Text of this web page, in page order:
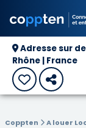
Adresse sur
Rhône | France
Coppten A louer